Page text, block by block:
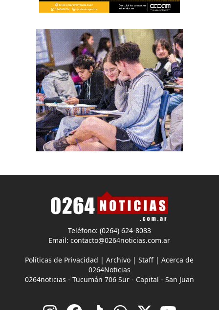
Teléfono: (0264) 624-8083
Email:contacto@0264noticias.com.ar
Políticas de Privacidad |Archivo |Staff |Acerca de
0264Noticias
0264noticias - Tucumán 706 Sur - Capital - San Juan